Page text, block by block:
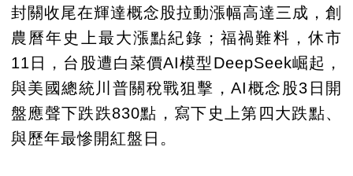
封關收尾在輝達概念股拉動漲幅高達三成，創
農曆年史上最大漲點紀錄；福禍難料，休市
11日，台股遭白菜價AI模型DeepSeek崛起，
與美國總統川普關稅戰狙擊，AI概念股3日開
盤應聲下跌跌830點，寫下史上第四大跌點、
與歷年最慘開紅盤日。